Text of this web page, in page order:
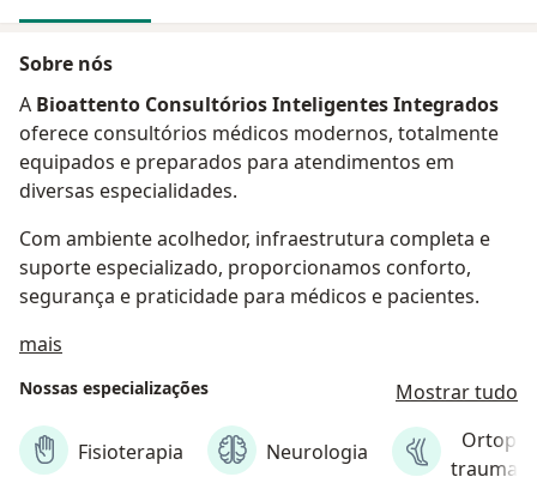
Sobre nós
A Bioattento Consultórios Inteligentes Integrados
oferece consultórios médicos modernos, totalmente
equipados e preparados para atendimentos em
diversas especialidades.
Com ambiente acolhedor, infraestrutura completa e
suporte especializado, proporcionamos conforto,
segurança e praticidade para médicos e pacientes.
mais
Nossas especializações Mostrar tudo
Fisioterapia Neurologia